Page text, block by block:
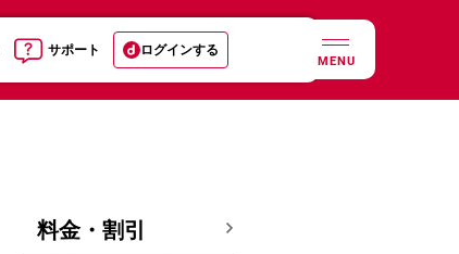
サポート ログインする
MENU
料金・割引